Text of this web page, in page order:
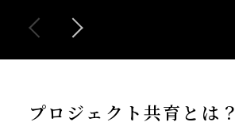
プロジェクト共育とは？